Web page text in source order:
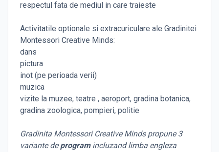
respectul fata de mediul in care traieste
Activitatile optionale si extracuriculare ale Gradinitei
Montessori Creative Minds:
dans
pictura
inot (pe perioada verii)
muzica
vizite la muzee, teatre , aeroport, gradina botanica,
gradina zoologica, pompieri, politie
Gradinita Montessori Creative Minds propune 3
variante deprogram incluzand limba engleza